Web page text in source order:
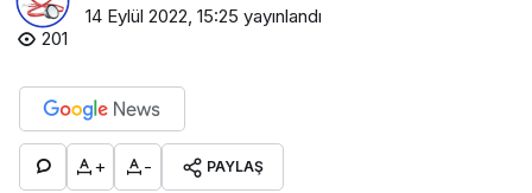
14 Eylül 2022, 15:25 yayınlandı
201
+ - PAYLAŞ